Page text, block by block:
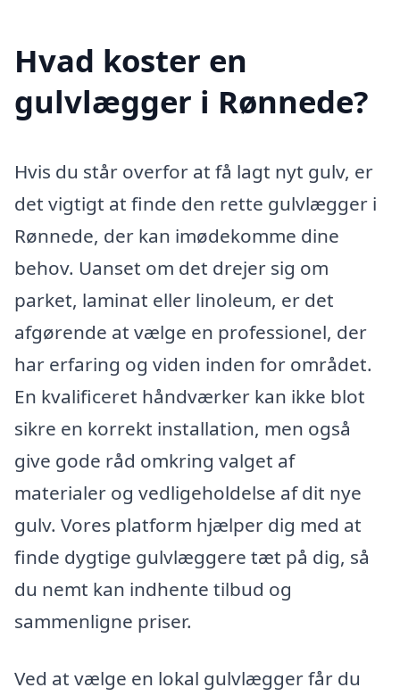
Hvad koster en
gulvlægger i Rønnede?
Hvis du står overfor at få lagt nyt gulv, er
det vigtigt at finde den rette gulvlægger i
Rønnede, der kan imødekomme dine
behov. Uanset om det drejer sig om
parket, laminat eller linoleum, er det
afgørende at vælge en professionel, der
har erfaring og viden inden for området.
En kvalificeret håndværker kan ikke blot
sikre en korrekt installation, men også
give gode råd omkring valget af
materialer og vedligeholdelse af dit nye
gulv. Vores platform hjælper dig med at
finde dygtige gulvlæggere tæt på dig, så
du nemt kan indhente tilbud og
sammenligne priser.
Ved at vælge en lokal gulvlægger får du